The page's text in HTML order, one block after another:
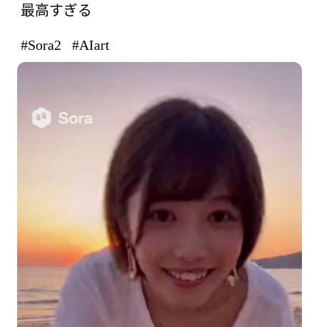
最高すぎる
#Sora2 #AIart